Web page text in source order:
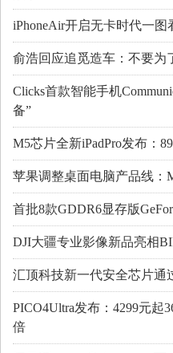
iPhoneAir开启无卡时代一图
俞浩回应追觅造车：不要为
Clicks首款智能手机
备”
M5芯片全新iPadPro发布：
苹果调整桌面电脑产品线：
首批8款GDDR6显存版
DJI大疆专业影像新品亮相
汇顶科技新一代安全芯片通
PICO4Ultra发布：4299元起
倍